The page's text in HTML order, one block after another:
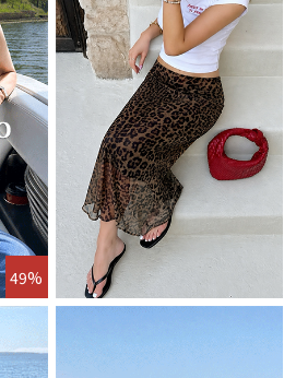
49%